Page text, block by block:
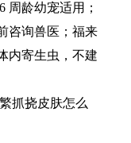
周龄幼宠适用；
咨询兽医；福来
内寄生虫，不建
抓挠皮肤怎么